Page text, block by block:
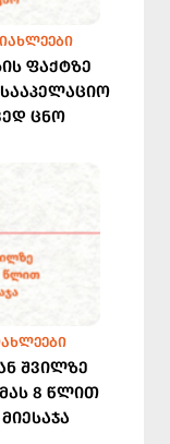
ფაქტზე
ცნო
შვილზე
8 წლით